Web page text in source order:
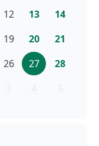
12 13 14
19 20 21
26 27 28